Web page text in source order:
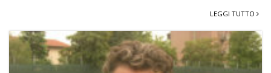
LEGGI TUTTO